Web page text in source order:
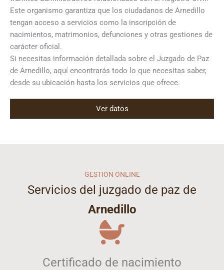
Este organismo garantiza que los ciudadanos de Arnedillo
tengan acceso a servicios como la inscripción de
nacimientos, matrimonios, defunciones y otras gestiones de
carácter oficial.
Si necesitas información detallada sobre el Juzgado de Paz
de Arnedillo, aquí encontrarás todo lo que necesitas saber,
desde su ubicación hasta los servicios que ofrece.
Ver datos
GESTION ONLINE
Servicios del juzgado de paz de
Arnedillo
Certificado de nacimiento